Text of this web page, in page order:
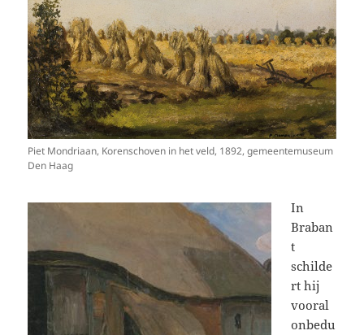
Piet Mondriaan, Korenschoven in het veld, 1892, gemeentemuseum
Den Haag
In
Braban
t
schilde
rt hij
vooral
onbedu